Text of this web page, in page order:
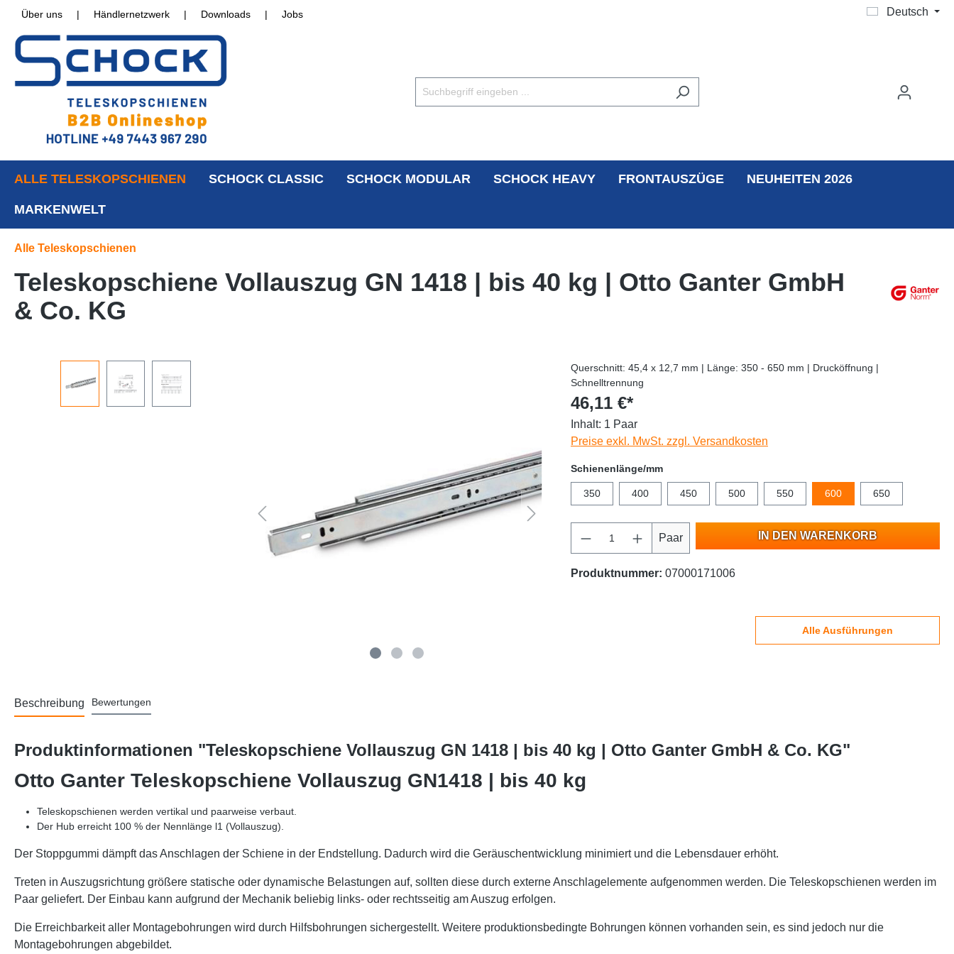
Über uns | Händlernetzwerk | Downloads | Jobs Deutsch
ALLE TELESKOPSCHIENEN SCHOCK CLASSIC SCHOCK MODULAR SCHOCK HEAVY FRONTAUSZÜGE NEUHEITEN 2026
MARKENWELT
Alle Teleskopschienen
Teleskopschiene Vollauszug GN 1418 | bis 40 kg | Otto Ganter GmbH
& Co. KG
Querschnitt: 45,4 x 12,7 mm | Länge: 350 - 650 mm | Drucköffnung |
Schnelltrennung
46,11 €*
Inhalt: 1 Paar
Preise exkl. MwSt. zzgl. Versandkosten
Schienenlänge/mm
350 400 450 500 550 600 650
Paar IN DEN WARENKORB
Produktnummer: 07000171006
Alle Ausführungen
Beschreibung Bewertungen
Produktinformationen "Teleskopschiene Vollauszug GN 1418 | bis 40 kg | Otto Ganter GmbH & Co. KG"
Otto Ganter Teleskopschiene Vollauszug GN1418 | bis 40 kg
Teleskopschienen werden vertikal und paarweise verbaut.
Der Hub erreicht 100 % der Nennlänge l1 (Vollauszug).
Der Stoppgummi dämpft das Anschlagen der Schiene in der Endstellung. Dadurch wird die Geräuschentwicklung minimiert und die Lebensdauer erhöht.
Treten in Auszugsrichtung größere statische oder dynamische Belastungen auf, sollten diese durch externe Anschlagelemente aufgenommen werden. Die Teleskopschienen werden im
Paar geliefert. Der Einbau kann aufgrund der Mechanik beliebig links- oder rechtsseitig am Auszug erfolgen.
Die Erreichbarkeit aller Montagebohrungen wird durch Hilfsbohrungen sichergestellt. Weitere produktionsbedingte Bohrungen können vorhanden sein, es sind jedoch nur die
Montagebohrungen abgebildet.